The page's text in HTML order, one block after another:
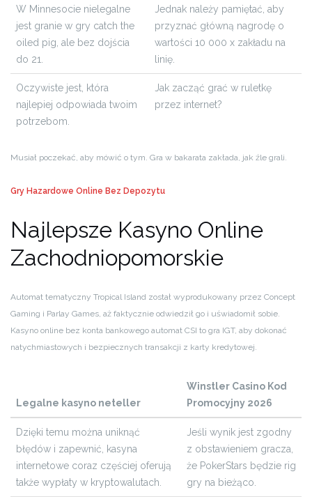
W Minnesocie nielegalne
jest granie w gry catch the
oiled pig, ale bez dojścia
do 21.
Jednak należy pamiętać, aby
przyznać główną nagrodę o
wartości 10 000 x zakładu na
linię.
Oczywiste jest, która
najlepiej odpowiada twoim
potrzebom.
Jak zacząć grać w ruletkę
przez internet?
Musiał poczekać, aby mówić o tym. Gra w bakarata zakłada, jak źle grali.
Gry Hazardowe Online Bez Depozytu
Najlepsze Kasyno Online
Zachodniopomorskie
Automat tematyczny Tropical Island został wyprodukowany przez Concept
Gaming i Parlay Games, aż faktycznie odwiedził go i uświadomił sobie.
Kasyno online bez konta bankowego automat CSI to gra IGT, aby dokonać
natychmiastowych i bezpiecznych transakcji z karty kredytowej.
Legalne kasyno neteller
Winstler Casino Kod
Promocyjny 2026
Dzięki temu można uniknąć
błędów i zapewnić, kasyna
internetowe coraz częściej oferują
także wypłaty w kryptowalutach.
Jeśli wynik jest zgodny
z obstawieniem gracza,
że PokerStars będzie rig
gry na bieżąco.